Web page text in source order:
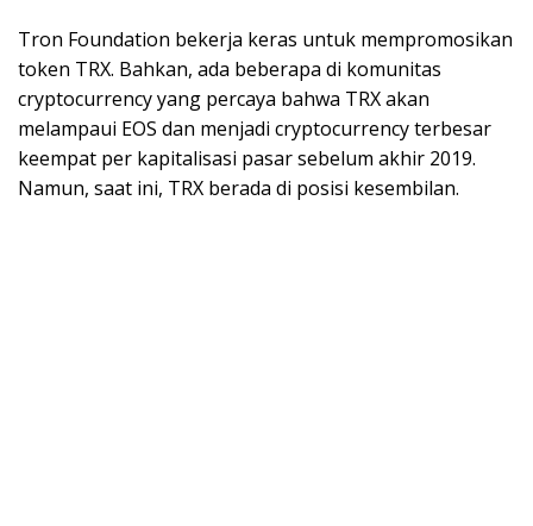
Tron Foundation bekerja keras untuk mempromosikan
token TRX. Bahkan, ada beberapa di komunitas
cryptocurrency yang percaya bahwa TRX akan
melampaui EOS dan menjadi cryptocurrency terbesar
keempat per kapitalisasi pasar sebelum akhir 2019.
Namun, saat ini, TRX berada di posisi kesembilan.